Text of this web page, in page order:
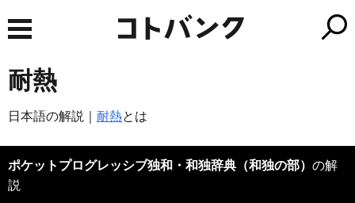
耐熱
日本語の解説｜ 耐熱とは
ポケットプログレッシブ独和・和独辞典（和独の部） の解
説